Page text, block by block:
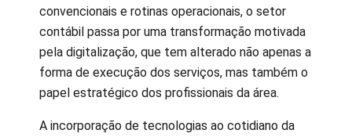
convencionais e rotinas operacionais, o setor
contábil passa por uma transformação motivada
pela digitalização, que tem alterado não apenas a
forma de execução dos serviços, mas também o
papel estratégico dos profissionais da área.
A incorporação de tecnologias ao cotidiano da